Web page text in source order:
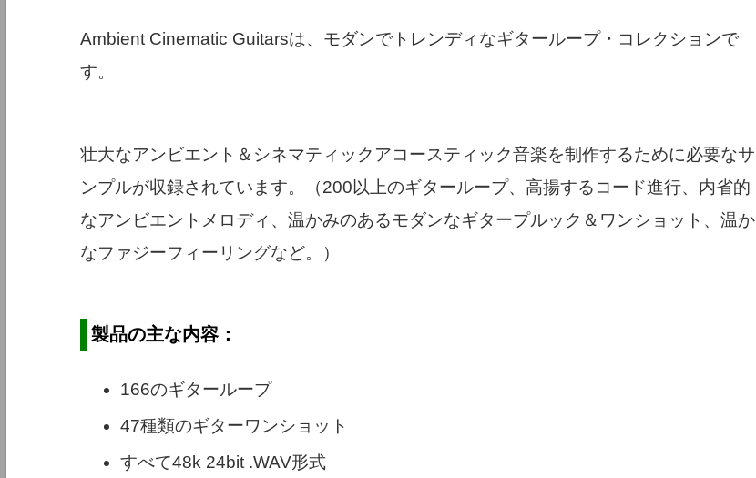
Ambient Cinematic Guitarsは、モダンでトレンディなギターループ・コレクションで
す。
壮大なアンビエント＆シネマティックアコースティック音楽を制作するために必要なサ
ンプルが収録されています。（200以上のギターループ、高揚するコード進行、内省的
なアンビエントメロディ、温かみのあるモダンなギタープルック＆ワンショット、温か
なファジーフィーリングなど。）
製品の主な内容：
166のギターループ
47種類のギターワンショット
すべて48k 24bit .WAV形式